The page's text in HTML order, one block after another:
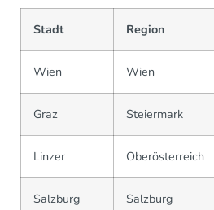
Stadt Region
Wien Wien
Graz Steiermark
Linzer Oberösterreich
Salzburg Salzburg